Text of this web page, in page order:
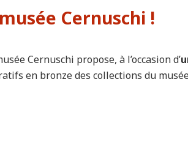
Cernuschi !
Cernuschi propose, à l’occasion d’
en bronze des collections du